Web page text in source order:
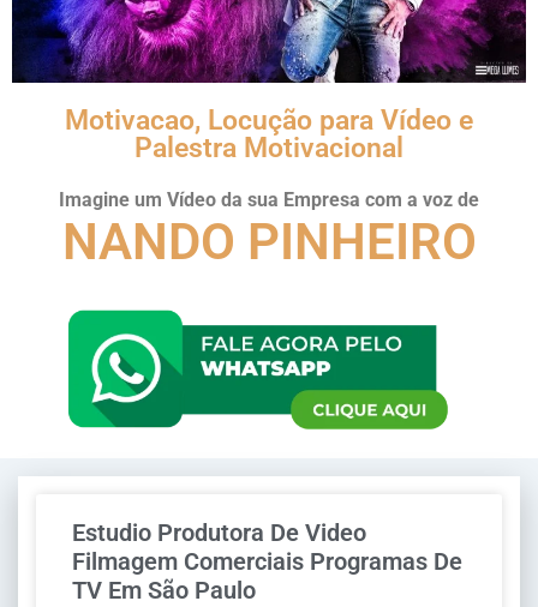
Motivacao, Locução para Vídeo e
Palestra Motivacional
Imagine um Vídeo da sua Empresa com a voz de
NANDO PINHEIRO
Estudio Produtora De Video
Filmagem Comerciais Programas De
TV Em São Paulo